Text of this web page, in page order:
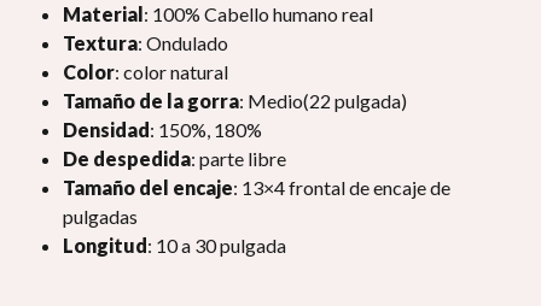
Material: 100% Cabello humano real
Textura: Ondulado
Color: color natural
Tamaño de la gorra: Medio(22 pulgada)
Densidad: 150%, 180%
De despedida: parte libre
Tamaño del encaje: 13×4 frontal de encaje de
pulgadas
Longitud: 10 a 30 pulgada